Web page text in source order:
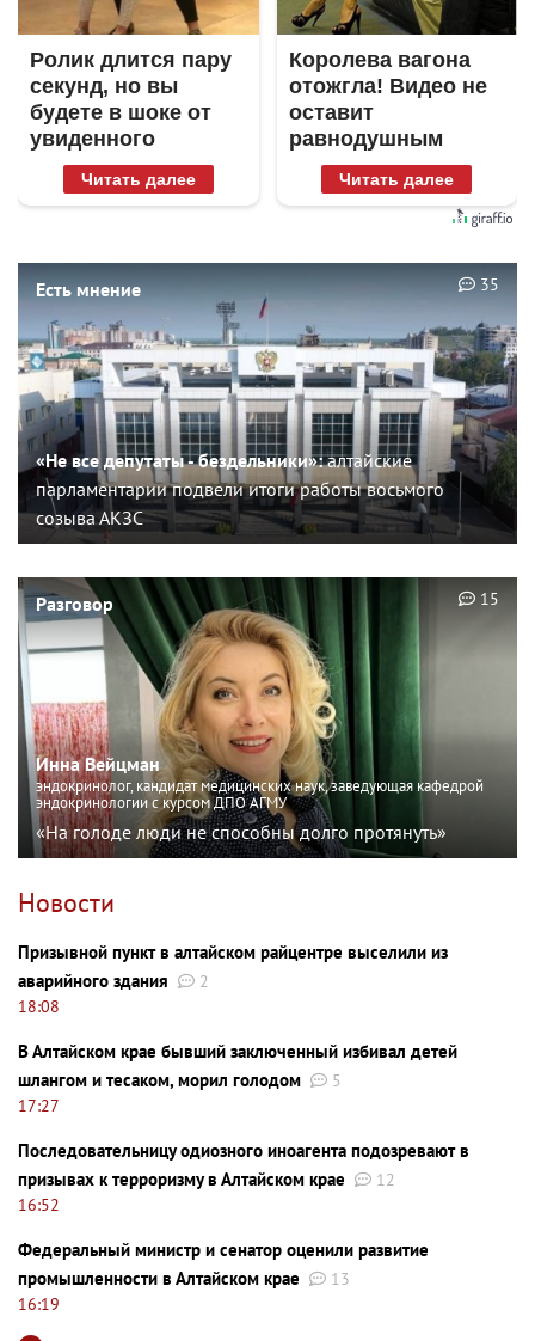
Ролик длится пару
секунд, но вы
будете в шоке от
увиденного
Читать далее
Королева вагона
отожгла! Видео не
оставит
равнодушным
Читать далее
Есть мнение
«Не все депутаты - бездельники»:алтайские
парламентарии подвели итоги работы восьмого
созыва АКЗС
35
Разговор
Инна Вейцман
эндокринолог, кандидат медицинских наук, заведующая кафедрой
эндокринологии с курсом ДПО АГМУ
«На голоде люди не способны долго протянуть»
15
Новости
Призывной пункт в алтайском райцентре выселили из
аварийного здания
2
18:08
В Алтайском крае бывший заключенный избивал детей
шлангом и тесаком, морил голодом
5
17:27
Последовательницу одиозного иноагента подозревают в
призывах к терроризму в Алтайском крае
12
16:52
Федеральный министр и сенатор оценили развитие
промышленности в Алтайском крае
13
16:19